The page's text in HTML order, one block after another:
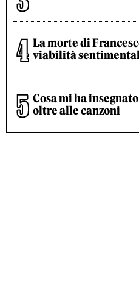
La morte di
viabilità
Cosa mi ha
oltre alle canzoni